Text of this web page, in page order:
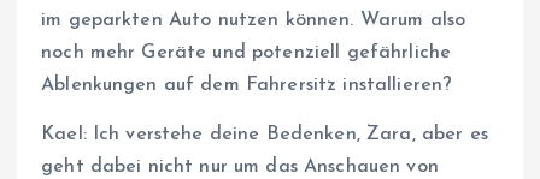
im geparkten Auto nutzen können. Warum also
noch mehr Geräte und potenziell gefährliche
Ablenkungen auf dem Fahrersitz installieren?
Kael: Ich verstehe deine Bedenken, Zara, aber es
geht dabei nicht nur um das Anschauen von